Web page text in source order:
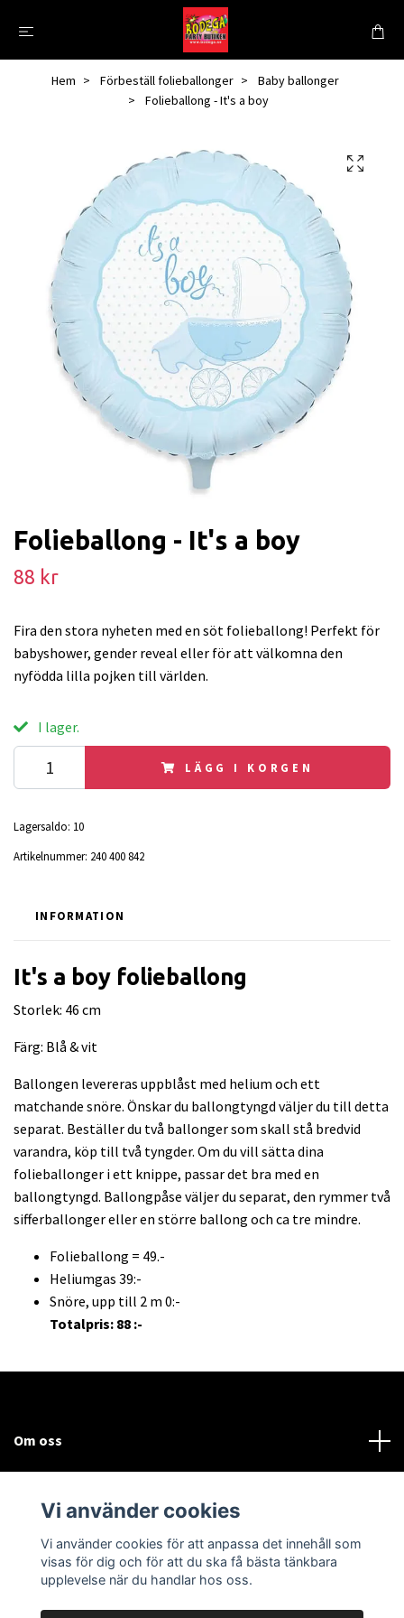
Hem Förbeställ folieballonger
Baby ballonger
Folieballong - It's a boy
Folieballong - It's a boy
88 kr
Fira den stora nyheten med en söt folieballong! Perfekt för
babyshower, gender reveal eller för att välkomna den
nyfödda lilla pojken till världen.
I lager.
LÄGG I KORGEN
Lagersaldo: 10
Artikelnummer: 240 400 842
INFORMATION
It's a boy folieballong
Storlek: 46 cm
Färg: Blå & vit
Ballongen levereras uppblåst med helium och ett
matchande snöre. Önskar du ballongtyngd väljer du till detta
separat. Beställer du två ballonger som skall stå bredvid
varandra, köp till två tyngder. Om du vill sätta dina
folieballonger i ett knippe, passar det bra med en
ballongtyngd. Ballongpåse väljer du separat, den rymmer två
sifferballonger eller en större ballong och ca tre mindre.
Folieballong = 49.-
Heliumgas 39:-
Snöre, upp till 2 m 0:-
Totalpris: 88 :-
Om oss
Sociala medier
Vi använder cookies
Vi använder cookies för att anpassa det innehåll som
visas för dig och för att du ska få bästa tänkbara
upplevelse när du handlar hos oss.